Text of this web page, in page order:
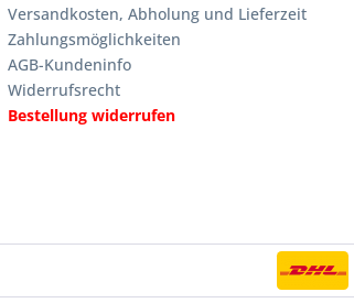
Versandkosten, Abholung und Lieferzeit
Zahlungsmöglichkeiten
AGB-Kundeninfo
Widerrufsrecht
Bestellung widerrufen